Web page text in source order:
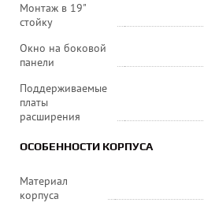
Монтаж в 19"
стойку
Окно на боковой
панели
Поддерживаемые
платы
расширения
ОСОБЕННОСТИ КОРПУСА
Материал
корпуса